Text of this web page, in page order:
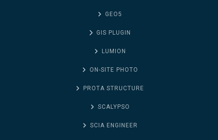
GEO5
GIS PLUGIN
LUMION
ON-SITE PHOTO
PROTA STRUCTURE
SCALYPSO
SCIA ENGINEER